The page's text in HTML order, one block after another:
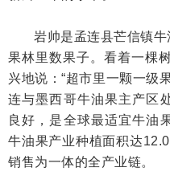
岩帅是孟连县芒信镇
果林里数果子。看着一棵
兴地说：“超市里一颗一级
连与墨西哥牛油果主产区
良好，是全球最适宜牛油
牛油果产业种植面积达
销售为一体的全产业链。